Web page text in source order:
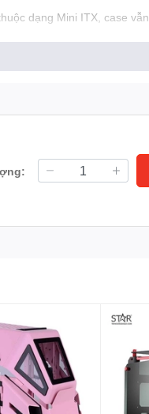
dạng Mini ITX, case
dùng hay tham gia sự
thiết bị ngoại vi hiện đại.